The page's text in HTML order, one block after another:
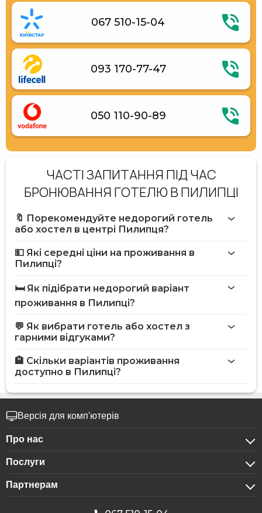
067 510-15-04
093 170-77-47
050 110-90-89
ЧАСТІ ЗАПИТАННЯ ПІД ЧАС
БРОНЮВАННЯ ГОТЕЛЮ В ПИЛИПЦІ
🔖 Порекомендуйте недорогий готель
або хостел в центрі Пилипця?
💵 Які середні ціни на проживання в
Пилипці?
🛏️ Як підібрати недорогий варіант
проживання в Пилипці?
💬 Як вибрати готель або хостел з
гарними відгуками?
🏨 Скільки варіантів проживання
доступно в Пилипці?
Версія для комп'ютерів
Про нас
Про компанію
Конфіденційність
Послуги
Для бізнес-клієнтів
Бронювання для груп
Партнерам